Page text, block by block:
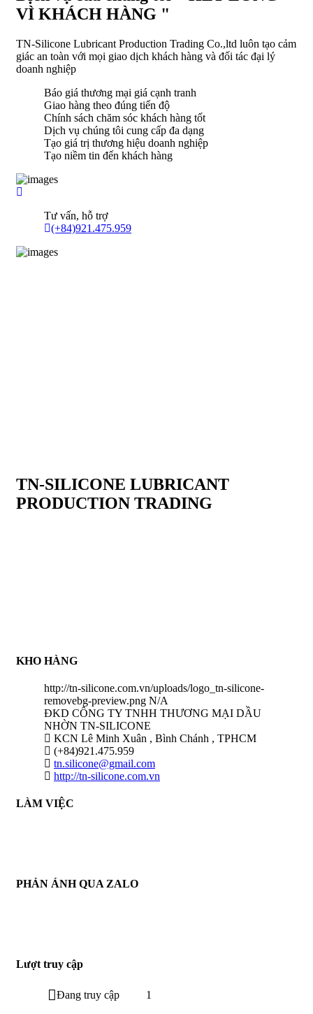
VÌ KHÁCH HÀNG "
TN-Silicone Lubricant Production Trading Co.,ltd luôn tạo cảm
giác an toàn với mọi giao dịch khách hàng và đối tác đại lý
doanh nghiệp
Báo giá thương mại giá cạnh tranh
Giao hàng theo đúng tiến độ
Chính sách chăm sóc khách hàng tốt
Dịch vụ chúng tôi cung cấp đa dạng
Tạo giá trị thương hiệu doanh nghiệp
Tạo niềm tin đến khách hàng
Tư vấn, hỗ trợ
(+84)921.475.959
TN-SILICONE LUBRICANT
PRODUCTION TRADING
KHO HÀNG
http://tn-silicone.com.vn/uploads/logo_tn-silicone-
removebg-preview.png N/A
ĐKD CÔNG TY TNHH THƯƠNG MẠI DẦU
NHỜN TN-SILICONE
KCN Lê Minh Xuân , Bình Chánh , TPHCM
(+84)921.475.959
tn.silicone@gmail.com
http://tn-silicone.com.vn
LÀM VIỆC
PHẢN ÁNH QUA ZALO
Lượt truy cập
Đang truy cập 1